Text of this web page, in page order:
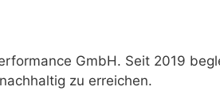
GmbH. Seit 2019
zu erreichen.